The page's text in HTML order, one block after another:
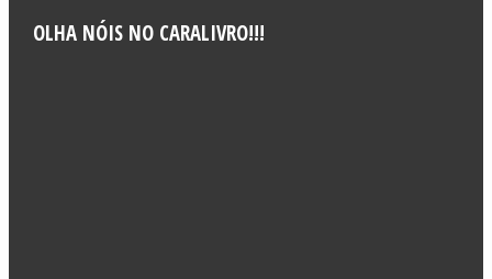
OLHA NÓIS NO CARALIVRO!!!